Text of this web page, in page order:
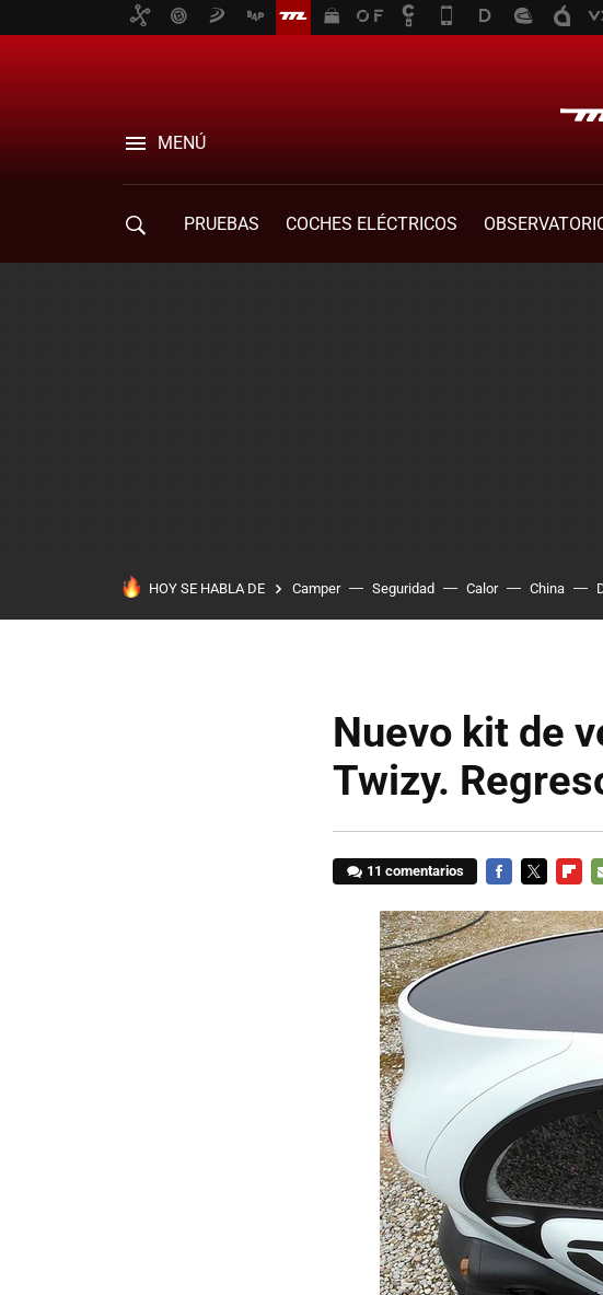
MENÚ
PRUEBAS COCHES ELÉCTRICOS
HOY SE HABLA DE Camper Seguridad Calor China
Nuevo kit de
Twizy.
11 comentarios